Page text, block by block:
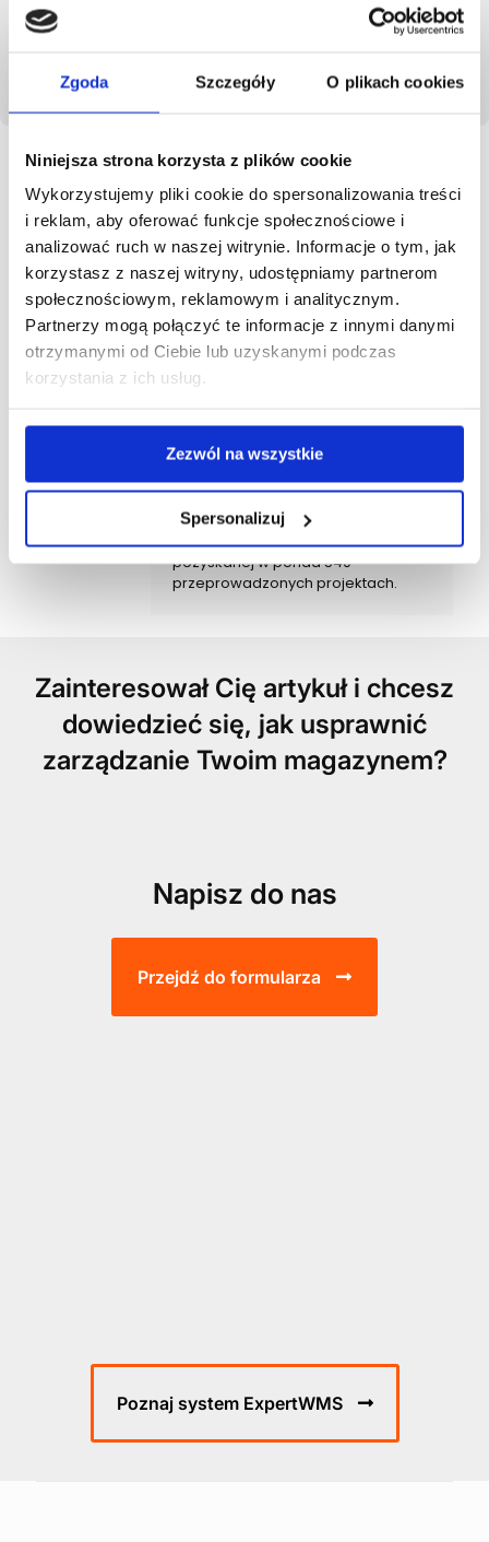
Zgoda Szczegóły O plikach cookies
Niniejsza strona korzysta z plików cookie
Wykorzystujemy pliki cookie do spersonalizowania treści
i reklam, aby oferować funkcje społecznościowe i
analizować ruch w naszej witrynie. Informacje o tym, jak
korzystasz z naszej witryny, udostępniamy partnerom
społecznościowym, reklamowym i analitycznym.
Partnerzy mogą połączyć te informacje z innymi danymi
otrzymanymi od Ciebie lub uzyskanymi podczas
korzystania z ich usług.
Zezwól na wszystkie
Spersonalizuj
Autor - DataConsult
DataConsult to polski producent
kompleksowych rozwiązań
informatycznych, które
wspomagają zarządzanie logistyką
wewnętrzną przedsiębiorstw. Od 21
lat dostarczamy innowacyjne
systemy magazynowe, które
w optymalizacji procesów i
przepływów logistyki wewnętrznej z
systemów informatycznych z
rodziny ExpertWMS® oraz wiedzy
pozyskanej w ponad 540
przeprowadzonych projektach.
Zainteresował Cię artykuł i chcesz
dowiedzieć się, jak usprawnić
zarządzanie Twoim magazynem?
Napisz do nas
Przejdź do formularza
Poznaj system ExpertWMS